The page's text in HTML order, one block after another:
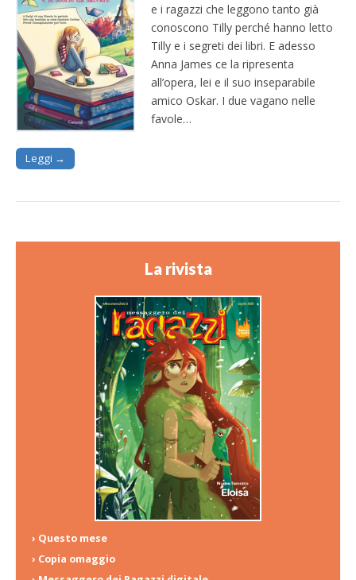
e i ragazzi che leggono tanto già
conoscono Tilly perché hanno letto
Tilly e i segreti dei libri. E adesso
Anna James ce la ripresenta
all’opera, lei e il suo inseparabile
amico Oskar. I due vagano nelle
favole…
Leggi →
La rivista
› Questo mese
› Copia omaggio